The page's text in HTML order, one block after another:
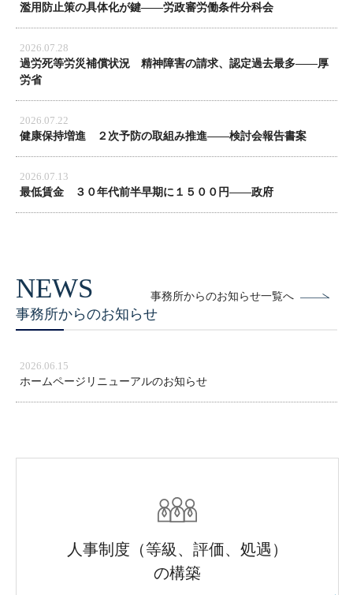
濫用防止策の具体化が鍵――労政審労働条件分科会
2026.07.28
過労死等労災補償状況 精神障害の請求、認定過去最多――厚
労省
2026.07.22
健康保持増進 ２次予防の取組み推進――検討会報告書案
2026.07.13
最低賃金 ３０年代前半早期に１５００円――政府
事務所からのお知らせ
事務所からのお知らせ一覧へ
2026.06.15
ホームページリニューアルのお知らせ
人事制度（等級、評価、処遇）
の構築